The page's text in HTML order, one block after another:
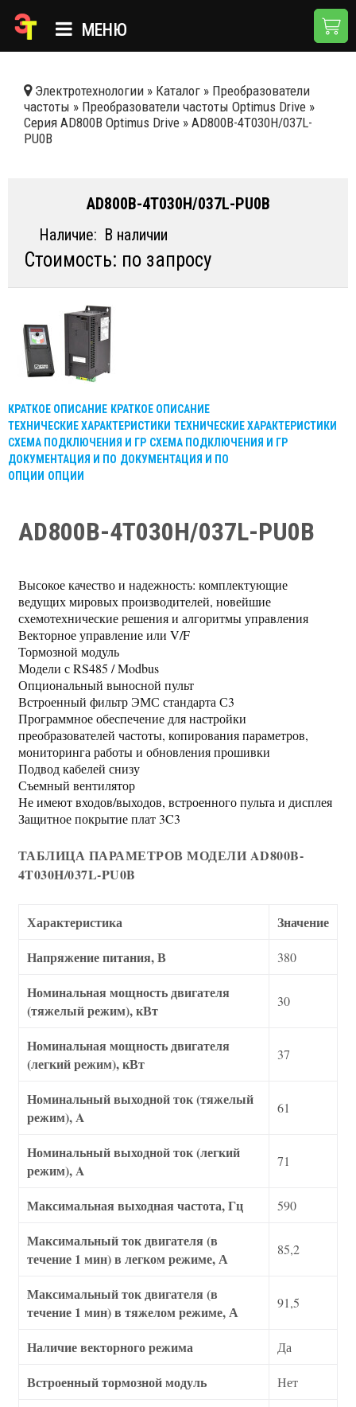
МЕНЮ
КАТАЛОГ
НОВОСТИ
ДОСТАВКА И ОПЛАТА
Электротехнологии » Каталог » Преобразователи
частоты » Преобразователи частоты Optimus Drive »
Серия AD800B Optimus Drive » AD800B-4T030H/037L-
PU0B
AD800B-4T030H/037L-PU0B
Наличие: В наличии
Стоимость: по запросу
КРАТКОЕ ОПИСАНИЕ КРАТКОЕ ОПИСАНИЕ
ТЕХНИЧЕСКИЕ ХАРАКТЕРИСТИКИ ТЕХНИЧЕСКИЕ ХАРАКТЕРИСТИКИ
СХЕМА ПОДКЛЮЧЕНИЯ И ГР СХЕМА ПОДКЛЮЧЕНИЯ И ГР
ДОКУМЕНТАЦИЯ И ПО ДОКУМЕНТАЦИЯ И ПО
ОПЦИИ ОПЦИИ
AD800B-4T030H/037L-PU0B
Высокое качество и надежность: комплектующие
ведущих мировых производителей, новейшие
схемотехнические решения и алгоритмы управления
Векторное управление или V/F
Тормозной модуль
Модели с RS485 / Modbus
Опциональный выносной пульт
Встроенный фильтр ЭМС стандарта С3
Программное обеспечение для настройки
преобразователей частоты, копирования параметров,
мониторинга работы и обновления прошивки
Подвод кабелей снизу
Съемный вентилятор
Не имеют входов/выходов, встроенного пульта и дисплея
Защитное покрытие плат 3C3
ТАБЛИЦА ПАРАМЕТРОВ МОДЕЛИ AD800B-
4T030H/037L-PU0B
Характеристика
Значение
Напряжение питания, В
380
Номинальная мощность двигателя
(тяжелый режим), кВт
30
Номинальная мощность двигателя
(легкий режим), кВт
37
Номинальный выходной ток (тяжелый
режим), A
61
Номинальный выходной ток (легкий
режим), A
71
Максимальная выходная частота, Гц 590
Максимальный ток двигателя (в
течение 1 мин) в легком режиме, А
85,2
Максимальный ток двигателя (в
течение 1 мин) в тяжелом режиме, А
91,5
Наличие векторного режима Да
Встроенный тормозной модуль Нет